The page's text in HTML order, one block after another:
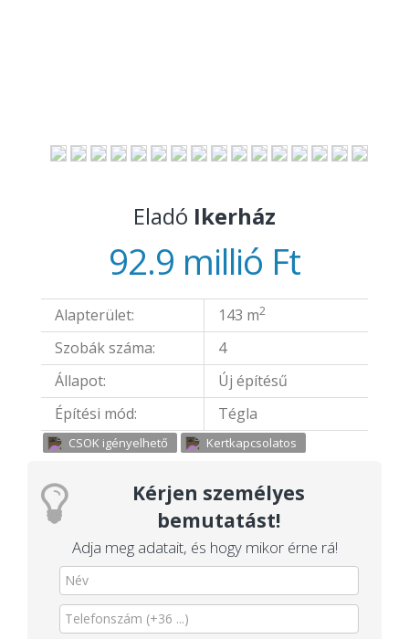
Eladó Ikerház
92.9 millió Ft
Alapterület: 143 m2
Szobák száma:
4
Állapot:
Új építésű
Építési mód:
Tégla
CSOK igényelhető Kertkapcsolatos
Kérjen személyes
bemutatást!
Adja meg adatait, és hogy mikor érne rá!